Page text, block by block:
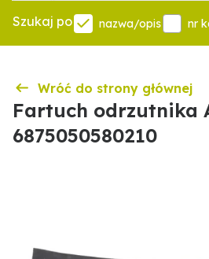
Szukaj po nazwa/opis nr
Wróć do strony głównej
Fartuch odrzutnika
6875050580210